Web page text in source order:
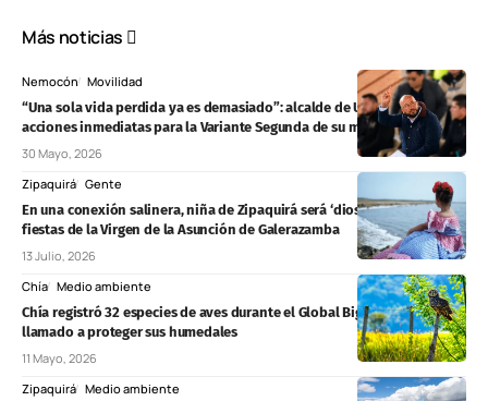
Más noticias
Nemocón Movilidad
“Una sola vida perdida ya es demasiado”: alcalde de Ubaté reclama
acciones inmediatas para la Variante Segunda de su municipio
30 Mayo, 2026
Zipaquirá Gente
En una conexión salinera, niña de Zipaquirá será ‘diosa infantil’ en las
fiestas de la Virgen de la Asunción de Galerazamba
13 Julio, 2026
Chía Medio ambiente
Chía registró 32 especies de aves durante el Global Big Day y reforzó el
llamado a proteger sus humedales
11 Mayo, 2026
Zipaquirá Medio ambiente